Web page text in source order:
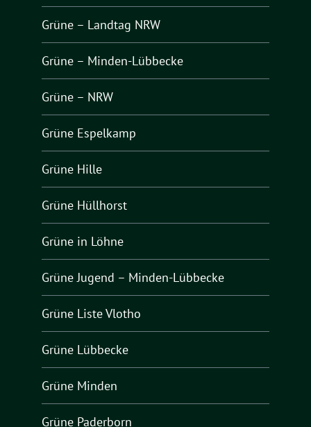
Grüne – Landtag NRW
Grüne – Minden-Lübbecke
Grüne – NRW
Grüne Espelkamp
Grüne Hille
Grüne Hüllhorst
Grüne in Löhne
Grüne Jugend – Minden-Lübbecke
Grüne Liste Vlotho
Grüne Lübbecke
Grüne Minden
Grüne Paderborn